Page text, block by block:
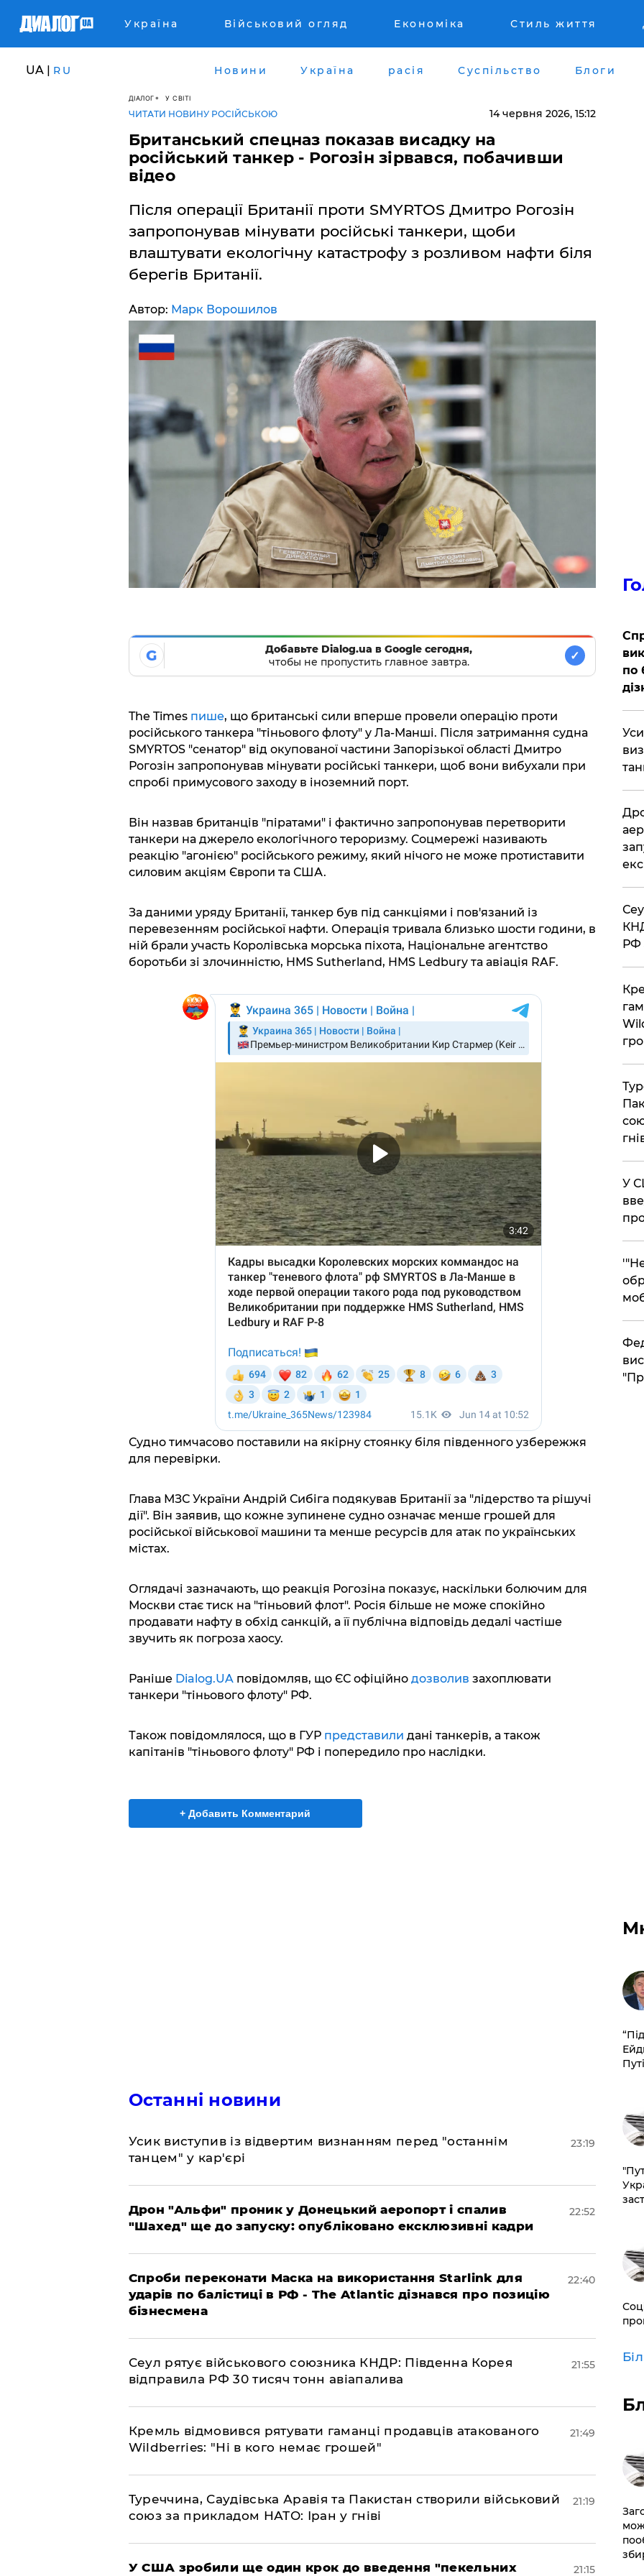
Україна Військовий огляд Економіка Стиль життя
UA | RU Новини Україна расія Суспільство Блоги
ДІАЛОГ У СВІТІ
ЧИТАТИ НОВИНУ РОСІЙСЬКОЮ 14 червня 2026, 15:12
​Британський спецназ показав висадку на
російський танкер - Рогозін зірвався, побачивши
відео
Після операції Британії проти SMYRTOS Дмитро Рогозін
запропонував мінувати російські танкери, щоби
влаштувати екологічну катастрофу з розливом нафти біля
берегів Британії.
Автор: Марк Ворошилов
G
Добавьте Dialog.ua в Google сегодня,
чтобы не пропустить главное завтра.
✓
The Times пише, що британські сили вперше провели операцію проти
російського танкера "тіньового флоту" у Ла-Манші. Після затримання судна
SMYRTOS "сенатор" від окупованої частини Запорізької області Дмитро
Рогозін запропонував мінувати російські танкери, щоб вони вибухали при
спробі примусового заходу в іноземний порт.
Він назвав британців "піратами" і фактично запропонував перетворити
танкери на джерело екологічного тероризму. Соцмережі називають
реакцію "агонією" російського режиму, який нічого не може протиставити
силовим акціям Європи та США.
За даними уряду Британії, танкер був під санкціями і пов'язаний із
перевезенням російської нафти. Операція тривала близько шости години, в
ній брали участь Королівська морська піхота, Національне агентство
боротьби зі злочинністю, HMS Sutherland, HMS Ledbury та авіація RAF.
Судно тимчасово поставили на якірну стоянку біля південного узбережжя
для перевірки.
Глава МЗС України Андрій Сибіга подякував Британії за "лідерство та рішучі
дії". Він заявив, що кожне зупинене судно означає менше грошей для
російської військової машини та менше ресурсів для атак по українських
містах.
Оглядачі зазначають, що реакція Рогозіна показує, наскільки болючим для
Москви стає тиск на "тіньовий флот". Росія більше не може спокійно
продавати нафту в обхід санкцій, а її публічна відповідь дедалі частіше
звучить як погроза хаосу.
Раніше Dialog.UAповідомляв, що ЄС офіційно дозволив захоплювати
танкери "тіньового флоту" РФ.
Також повідомлялося, що в ГУР представили дані танкерів, а також
капітанів "тіньового флоту" РФ і попередило про наслідки.
+ Добавить Комментарий
Останні новини
​Усик виступив із відвертим визнанням перед "останнім
танцем" у кар'єрі
23:19
​Дрон "Альфи" проник у Донецький аеропорт і спалив
"Шахед" ще до запуску: опубліковано ексклюзивні кадри
22:52
​Спроби переконати Маска на використання Starlink для
ударів по балістиці в РФ - The Atlantic дізнався про позицію
бізнесмена
22:40
​Сеул рятує військового союзника КНДР: Південна Корея
відправила РФ 30 тисяч тонн авіапалива
21:55
​Кремль відмовився рятувати гаманці продавців атакованого
Wildberries: "Ні в кого немає грошей"
21:49
​Туреччина, Саудівська Аравія та Пакистан створили військовий
союз за прикладом НАТО: Іран у гніві
21:19
​У США зробили ще один крок до введення "пекельних 21:15
по
РФ
​У